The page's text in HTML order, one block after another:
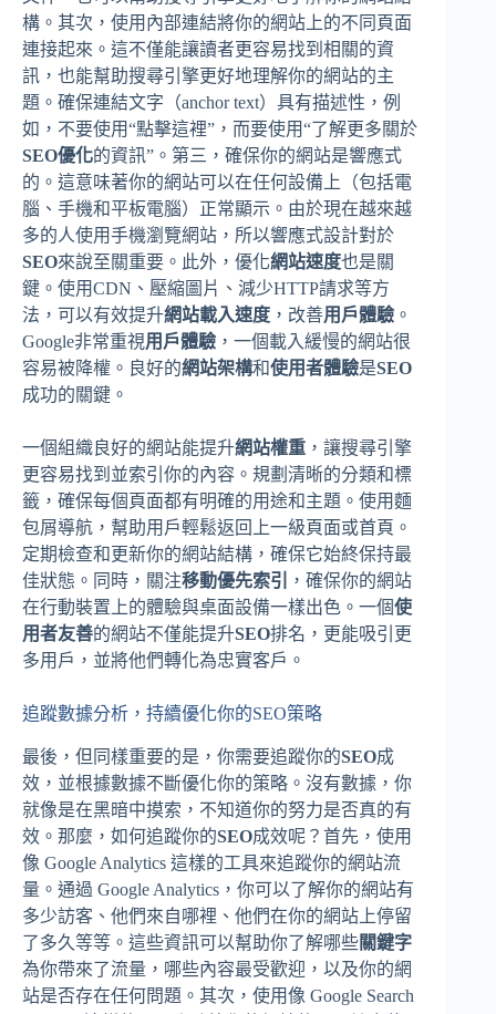
構。其次，使用內部連結將你的網站上的不同頁面
連接起來。這不僅能讓讀者更容易找到相關的資
訊，也能幫助搜尋引擎更好地理解你的網站的主
題。確保連結文字（anchor text）具有描述性，例
如，不要使用“點擊這裡”，而要使用“了解更多關於
SEO優化的資訊”。第三，確保你的網站是響應式
的。這意味著你的網站可以在任何設備上（包括電
腦、手機和平板電腦）正常顯示。由於現在越來越
多的人使用手機瀏覽網站，所以響應式設計對於
SEO來說至關重要。此外，優化網站速度也是關
鍵。使用CDN、壓縮圖片、減少HTTP請求等方
法，可以有效提升網站載入速度 ，改善用戶體驗 。
Google非常重視用戶體驗 ，一個載入緩慢的網站很
容易被降權。良好的網站架構和使用者體驗是SEO
成功的關鍵。
一個組織良好的網站能提升網站權重 ，讓搜尋引擎
更容易找到並索引你的內容。規劃清晰的分類和標
籤，確保每個頁面都有明確的用途和主題。使用麵
包屑導航，幫助用戶輕鬆返回上一級頁面或首頁。
定期檢查和更新你的網站結構，確保它始終保持最
佳狀態。同時，關注移動優先索引
，確保你的網站
在行動裝置上的體驗與桌面設備一樣出色。一個使
用者友善的網站不僅能提升SEO排名，更能吸引更
多用戶，並將他們轉化為忠實客戶。
追蹤數據分析，持續優化你的SEO策略
最後，但同樣重要的是，你需要追蹤你的SEO成
效，並根據數據不斷優化你的策略。沒有數據，你
就像是在黑暗中摸索，不知道你的努力是否真的有
效。那麼，如何追蹤你的SEO成效呢？首先，使用
像 Google Analytics 這樣的工具來追蹤你的網站流
量。通過 Google Analytics，你可以了解你的網站有
多少訪客、他們來自哪裡、他們在你的網站上停留
了多久等等。這些資訊可以幫助你了解哪些關鍵字
為你帶來了流量，哪些內容最受歡迎，以及你的網
站是否存在任何問題。其次，使用像 Google Search